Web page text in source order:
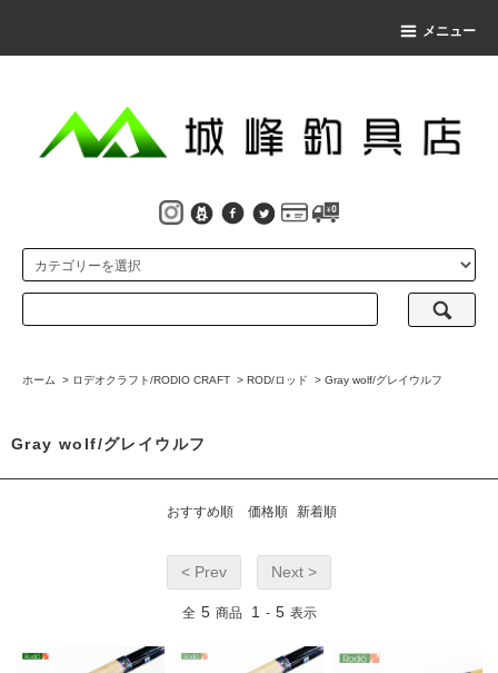
メニュー
ホーム > ロデオクラフト/RODIO CRAFT > ROD/ロッド > Gray wolf/グレイウルフ
Gray wolf/グレイウルフ
おすすめ順 価格順 新着順
< Prev Next >
全 5 商品 1 - 5 表示